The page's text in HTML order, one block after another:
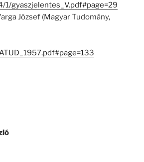
1/gyaszjelentes_V.pdf#page=29
József (Magyar Tudomány,